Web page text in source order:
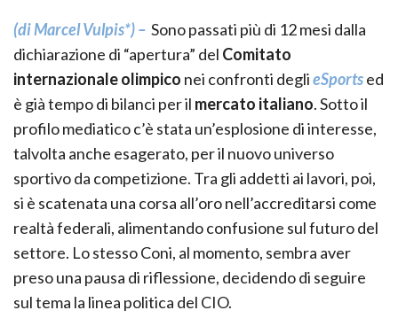
(di Marcel Vulpis*) – Sono passati più di 12 mesi dalla
dichiarazione di “apertura” del Comitato
internazionale olimpico nei confronti deglieSportsed
è già tempo di bilanci per il mercato italiano. Sotto il
profilo mediatico c’è stata un’esplosione di interesse,
talvolta anche esagerato, per il nuovo universo
sportivo da competizione. Tra gli addetti ai lavori, poi,
si è scatenata una corsa all’oro nell’accreditarsi come
realtà federali, alimentando confusione sul futuro del
settore. Lo stesso Coni, al momento, sembra aver
preso una pausa di riflessione, decidendo di seguire
sul tema la linea politica del CIO.